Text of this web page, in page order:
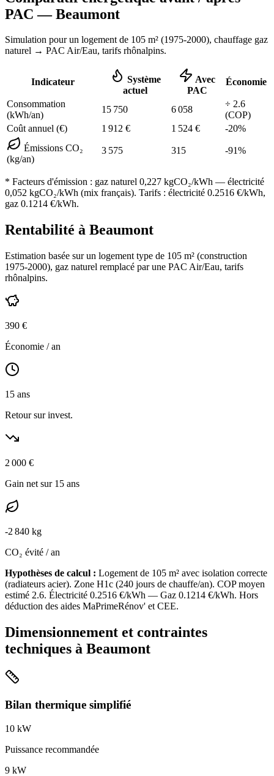
PAC —Beaumont
Simulation pour un logement de 105 m² (1975-2000), chauffage gaz
naturel → PAC Air/Eau, tarifs rhônalpins.
Indicateur
Système
actuel
Avec
PAC
Économie
Consommation
(kWh/an)
15 750 6 058
÷ 2.6
(COP)
Coût annuel (€)
1 912 € 1 524 € -20%
Émissions CO₂
(kg/an)
3 575 315 -91%
* Facteurs d'émission : gaz naturel 0,227 kgCO₂/kWh — électricité
0,052 kgCO₂/kWh (mix français). Tarifs : électricité 0.2516 €/kWh,
gaz 0.1214 €/kWh.
Rentabilité à Beaumont
Estimation basée sur un logement type de 105 m² (construction
1975-2000), gaz naturel remplacé par une PAC Air/Eau, tarifs
rhônalpins.
390 €
Économie / an
15 ans
Retour sur invest.
2 000 €
Gain net sur 15 ans
-2 840 kg
CO₂ évité / an
Hypothèses de calcul : Logement de 105 m² avec isolation correcte
(radiateurs acier). Zone H1c (240 jours de chauffe/an). COP moyen
estimé 2.6. Électricité 0.2516 €/kWh — Gaz 0.1214 €/kWh. Hors
déduction des aides MaPrimeRénov' et CEE.
Dimensionnement et contraintes
techniques à Beaumont
Bilan thermique simplifié
10 kW
Puissance recommandée
9 kW